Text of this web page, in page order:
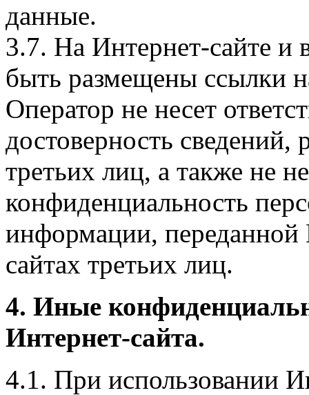
данные.
3.7. На Интернет-сайте
быть размещены ссылки
Оператор не несет
достоверность
третьих лиц, а также не
конфиденциальность
информации, переданной
сайтах третьих лиц.
4. Иные
Интернет-сайта.
4.1. При использовании